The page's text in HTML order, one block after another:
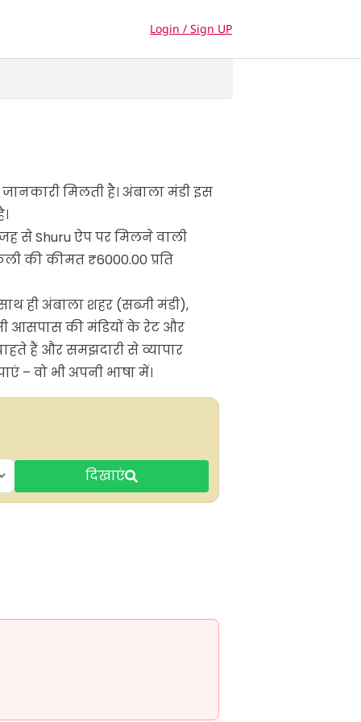
Login / Sign UP
मिलती है। अंबाला मंडी इस
से Shuru ऐप पर मिलने वाली
की कीमत ₹6000.00 प्रति
ही अंबाला शहर (सब्जी मंडी),
आसपास की मंडियों के रेट और
हैं और समझदारी से व्यापार
– वो भी अपनी भाषा में।
दिखाएं